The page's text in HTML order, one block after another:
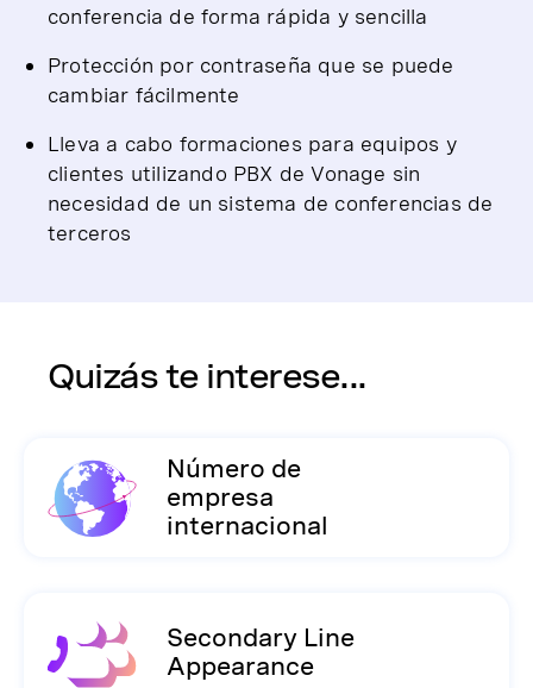
conferencia de forma rápida y sencilla
Protección por contraseña que se puede
cambiar fácilmente
Lleva a cabo formaciones para equipos y
clientes utilizando PBX de Vonage sin
necesidad de un sistema de conferencias de
terceros
Quizás te interese...
Número de
empresa
internacional
Secondary Line
Appearance